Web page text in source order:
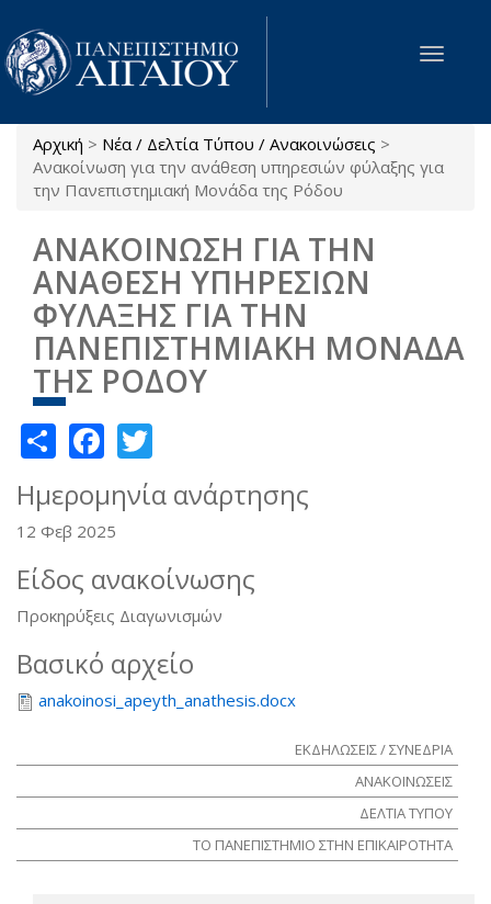
Παράκαμψη προς το κυρίως περιεχόμενο
Toggle
Είστε εδώ
Αρχική > Νέα / Δελτία Τύπου / Ανακοινώσεις >
Ανακοίνωση για την ανάθεση υπηρεσιών φύλαξης για
την Πανεπιστημιακή Μονάδα της Ρόδου
ΑΝΑΚΟΙΝΩΣΗ ΓΙΑ ΤΗΝ
ΑΝΑΘΕΣΗ ΥΠΗΡΕΣΙΩΝ
ΦΥΛΑΞΗΣ ΓΙΑ ΤΗΝ
ΠΑΝΕΠΙΣΤΗΜΙΑΚΗ ΜΟΝΑΔΑ
ΤΗΣ ΡΟΔΟΥ
ShareFacebook
Ημερομηνία ανάρτησης
12 Φεβ 2025
Είδος ανακοίνωσης
Προκηρύξεις Διαγωνισμών
Βασικό αρχείο
anakoinosi_apeyth_anathesis.docx
ΕΚΔΗΛΩΣΕΙΣ / ΣΥΝΕΔΡΙΑ
ΑΝΑΚΟΙΝΩΣΕΙΣ
ΔΕΛΤΙΑ ΤΥΠΟΥ
ΤΟ ΠΑΝΕΠΙΣΤΗΜΙΟ ΣΤΗΝ ΕΠΙΚΑΙΡΟΤΗΤΑ